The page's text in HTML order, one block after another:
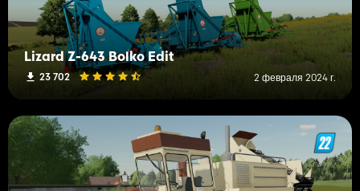
Lizard Z-643 Bolko Edit
23 702 2 февраля 2024 г.